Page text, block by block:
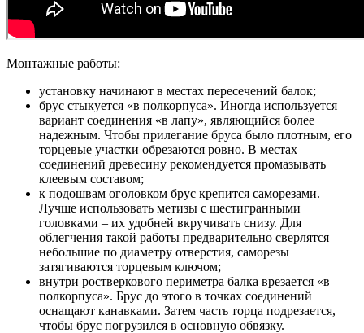
Монтажные работы:
установку начинают в местах пересечений балок;
брус стыкуется «в полкорпуса». Иногда используется
вариант соединения «в лапу», являющийся более
надежным. Чтобы прилегание бруса было плотным, его
торцевые участки обрезаются ровно. В местах
соединений древесину рекомендуется промазывать
клеевым составом;
к подошвам оголовком брус крепится саморезами.
Лучше использовать метизы с шестигранными
головками – их удобней вкручивать снизу. Для
облегчения такой работы предварительно сверлятся
небольшие по диаметру отверстия, саморезы
затягиваются торцевым ключом;
внутри ростверкового периметра балка врезается «в
полкорпуса». Брус до этого в точках соединений
оснащают канавками. Затем часть торца подрезается,
чтобы брус погрузился в основную обвязку.